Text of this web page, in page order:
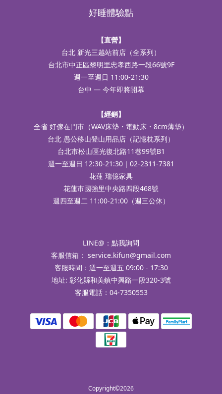
好睡體驗點
【直營】
台北 新光三越站前店（全系列）
台北市中正區黎明里忠孝西路一段66號9F
週一至週日 11:00-21:30
台中 — 今年即將開幕
【經銷】
全省 好傢在門市（WAV床墊・電動床・8cm薄墊）
台北 愚公移山登山用品店（記憶枕系列）
台北市松山區光復北路11巷99號B1
週一至週日 12:30-21:30｜02-2311-7381
花蓮 瑞億家具
花蓮市國強里中央路四段468號
週四至週二 11:00-21:00（週三公休）
LINE@： 點我詢問
客服信箱： service.kifun@gmail.com
客服時間：週一至週五 09:00 - 17:30
地址: 彰化縣和美鎮中興路一段320-3號
客服電話：04-7350553
Copyright©2026